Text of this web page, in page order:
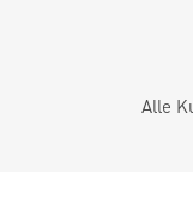
Alle